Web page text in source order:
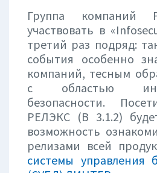
Группа компаний
участвовать в
третий раз подряд:
события особенно
компаний, тесным
с областью
безопасности.
РЕЛЭКС (В 3.1.2)
возможность
релизами всей
системы управления